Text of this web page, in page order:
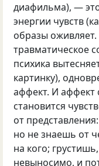
диафильма), —
энергии чувств
образы оживляет.
травматическое
психика
картинку),
аффект. И аффект
становится
от
но не знаешь от
на кого;
невыносимо, и